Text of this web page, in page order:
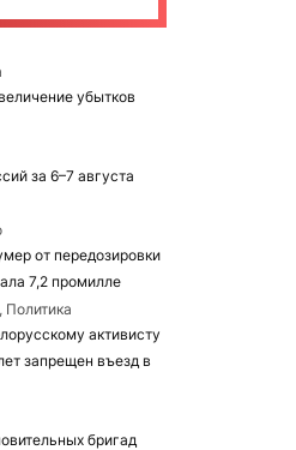
убытков
за 6–7 августа
от передозировки
7,2 промилле
активисту
запрещен въезд в
бригад